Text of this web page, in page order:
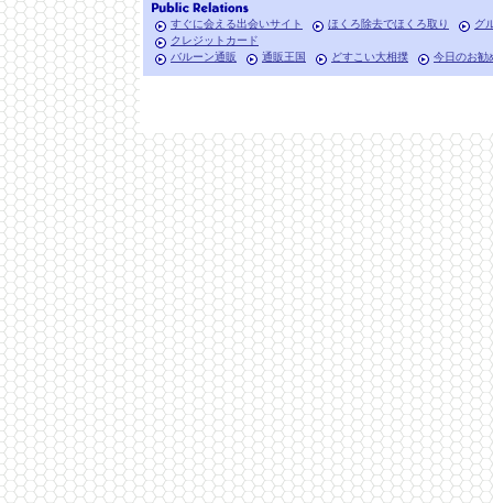
すぐに会える出会いサイト ほくろ除去でほくろ取り
グ
クレジットカード
バルーン通販
通販王国 どすこい大相撲 今日のお勧